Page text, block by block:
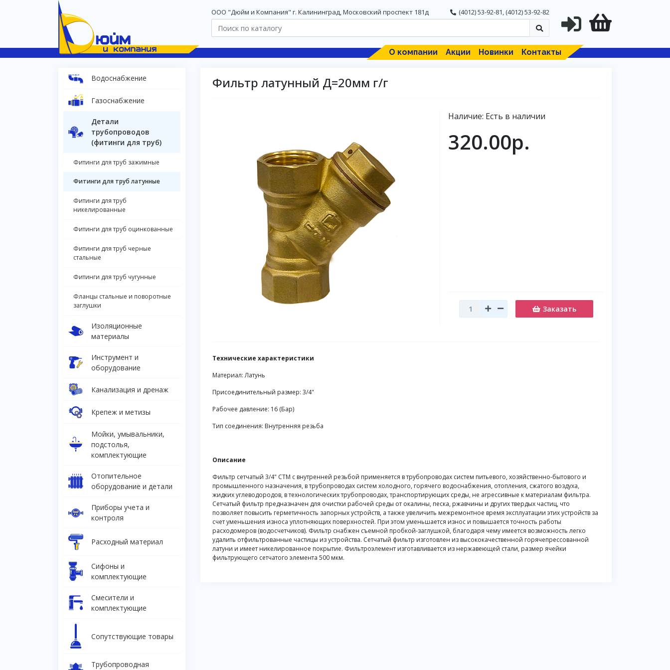
OOO "Дюйм и Компания" г. Калининград, Московский проспект 181д (4012) 53-92-81,(4012) 53-92-82
О компании Акции Новинки Контакты
Водоснабжение
Газоснабжение
Детали
трубопроводов
(фитинги для труб)
Фитинги для труб зажимные
Фитинги для труб латунные
Фитинги для труб
никелированные
Фитинги для труб оцинкованные
Фитинги для труб черные
стальные
Фитинги для труб чугунные
Фланцы стальные и поворотные
заглушки
Изоляционные
материалы
Инструмент и
оборудование
Канализация и дренаж
Крепеж и метизы
Мойки, умывальники,
подстолья,
комплектующие
Отопительное
оборудование и детали
Приборы учета и
контроля
Расходный материал
Сифоны и
комплектующие
Смесители и
комплектующие
Сопутствующие товары
Трубопроводная
Фильтр латунный Д=20мм г/г
Наличие: Есть в наличии
320.00р.
Заказать
Технические характеристики
Материал: Латунь
Присоединительный размер: 3/4"
Рабочее давление: 16 (Бар)
Тип соединения: Внутренняя резьба
Описание
Фильтр сетчатый 3/4" CTM с внутренней резьбой применяется в трубопроводах систем питьевого, хозяйственно-бытового и
промышленного назначения, в трубопроводах систем холодного, горячего водоснабжения, отопления, сжатого воздуха,
жидких углеводородов, в технологических трубопроводах, транспортирующих среды, не агрессивные к материалам фильтра.
Сетчатый фильтр предназначен для очистки рабочей среды от окалины, песка, ржавчины и других твердых частиц, что
позволяет повысить герметичность запорных устройств, а также увеличить межремонтное время эксплуатации этих устройств за
счет уменьшения износа уплотняющих поверхностей. При этом уменьшается износ и повышается точность работы
расходомеров (водосчетчиков). Фильтр снабжен съемной пробкой-заглушкой, благодаря чему имеется возможность легко
удалить отфильтрованные частицы из устройства. Сетчатый фильтр изготовлен из высококачественной горячепрессованной
латуни и имеет никелированное покрытие. Фильтроэлемент изготавливается из нержавеющей стали, размер ячейки
фильтрующего сетчатого элемента 500 мкм.